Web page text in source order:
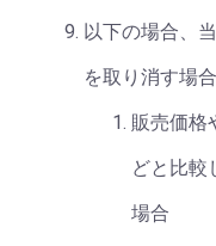
以下の場合、
を取り消す場
販売価格
どと比較
場合